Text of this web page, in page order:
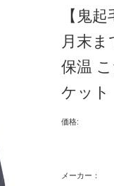
【鬼
月末
保温
ケット
価格:
メーカー：